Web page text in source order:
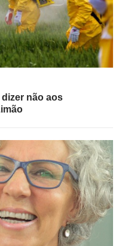
não aos